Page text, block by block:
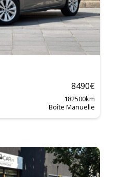
8490€
182500km
Boîte Manuelle